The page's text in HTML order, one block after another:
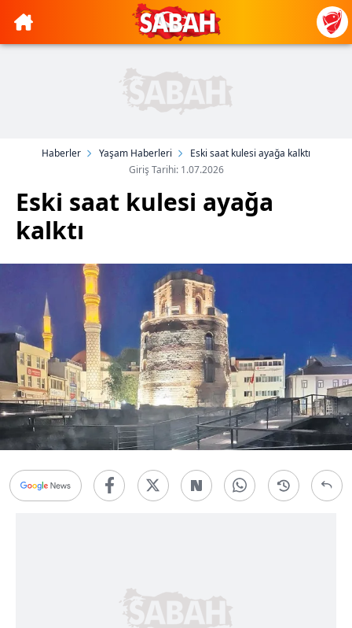
Haberler Yaşam Haberleri
Eski saat kulesi ayağa kalktı
Giriş Tarihi: 1.07.2026
Eski saat kulesi ayağa
kalktı